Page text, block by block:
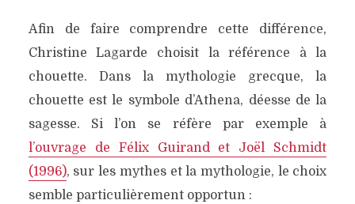
Afin de faire comprendre cette différence,
Christine Lagarde choisit la référence à la
chouette. Dans la mythologie grecque, la
chouette est le symbole d’Athena, déesse de la
sagesse. Si l’on se réfère par exemple à
l’ouvrage de Félix Guirand et Joël Schmidt
(1996), sur les mythes et la mythologie, le choix
semble particulièrement opportun :